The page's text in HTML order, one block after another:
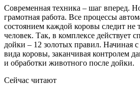
Современная техника – шаг вперед.
грамотная работа. Все процессы
состоянием каждой коровы следит не
человек. Так, в комплексе действует
дойки – 12 золотых правил. Начиная
вида коровы, заканчивая контролем
и обработки животного после дойки.
Сейчас читают